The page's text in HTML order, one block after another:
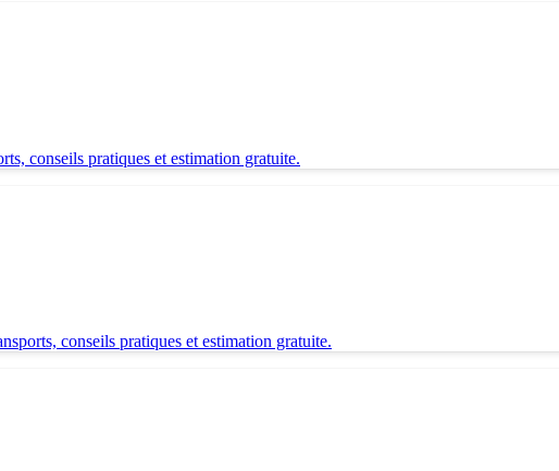
conseils pratiques et estimation gratuite.
conseils pratiques et estimation gratuite.